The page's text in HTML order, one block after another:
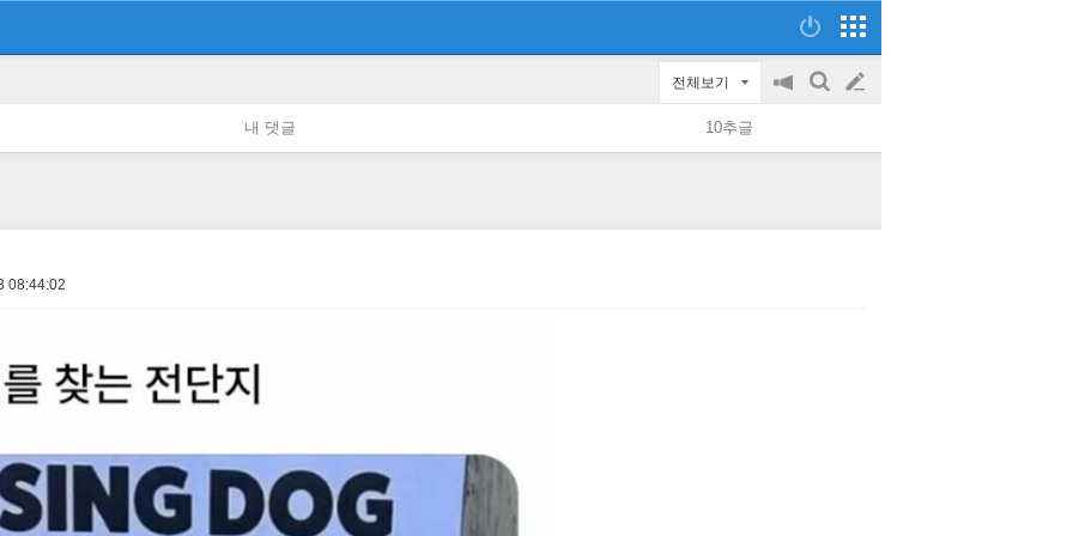
전체보기
공
on/off
검
글
쓰
내 댓글 10추글
08:44:02